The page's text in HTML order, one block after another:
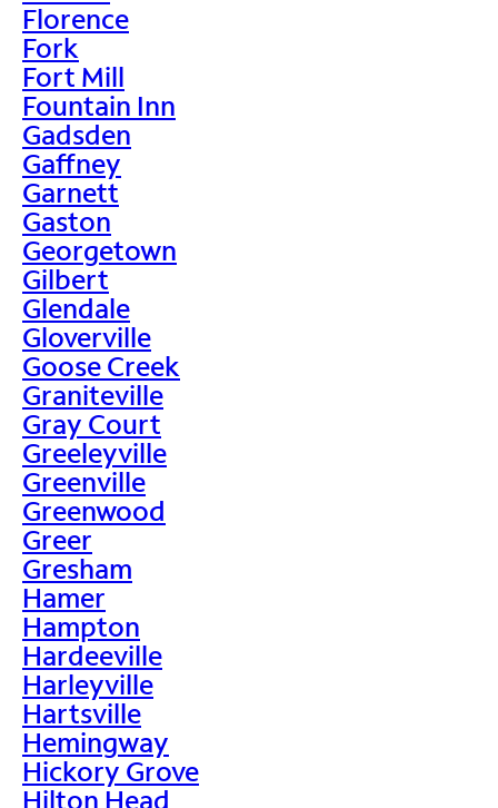
Florence
Fork
Fort Mill
Fountain Inn
Gadsden
Gaffney
Garnett
Gaston
Georgetown
Gilbert
Glendale
Gloverville
Goose Creek
Graniteville
Gray Court
Greeleyville
Greenville
Greenwood
Greer
Gresham
Hamer
Hampton
Hardeeville
Harleyville
Hartsville
Hemingway
Hickory Grove
Hilton Head